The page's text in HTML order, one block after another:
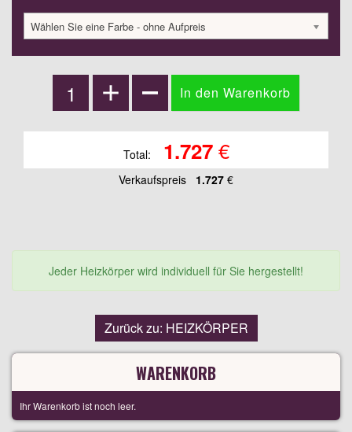
Wählen Sie eine Farbe - ohne Aufpreis
Total: 1.727€
Verkaufspreis 1.727 €
Jeder Heizkörper wird individuell für Sie hergestellt!
Zurück zu: HEIZKÖRPER
WARENKORB
Ihr Warenkorb ist noch leer.